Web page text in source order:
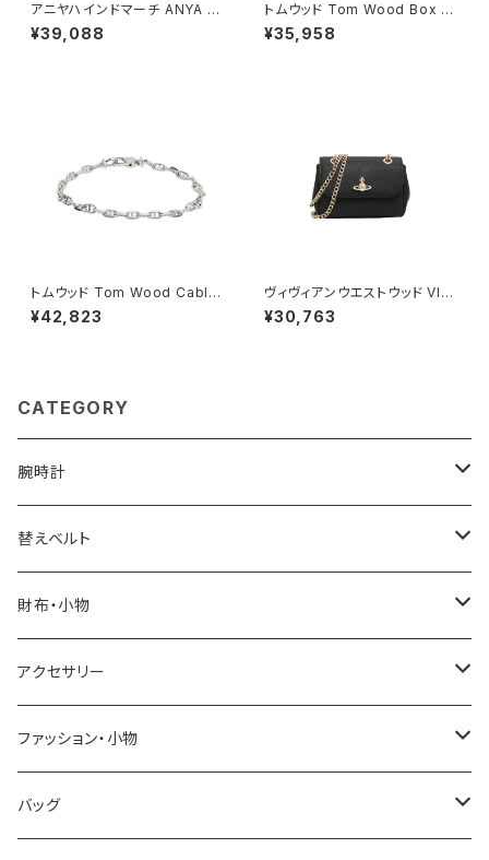
アニヤハインドマーチ ANYA HI
NDMARCH Eyes ミニ・トライ
フォールド・ウォレット 三つ折り
¥39,088
トムウッド Tom Wood Box Br
acelet ブレスレット 100066-
77 シルバー
¥35,958
トムウッド Tom Wood Cable
Bracelet ブレスレット 10008
7-65 シルバー
¥42,823
ヴィヴィアンウエストウッド VIVI
ENNE WESTWOOD SMALL
PURSE CHAIN ショルダーバッ
¥30,763
CATEGORY
腕時計
ELGIN
SALVATORE MARRA
CASIO
GRANDEUR
COGU
替えベルト
COACH
DANIEL WELLINGTON
LACOSTE
DIESEL
財布・小物
SONNE
DUCT
TRANSNUMBER
アクセサリー
GUCCI
TIFFANY&CO
ファッション・小物
DAKS
バッグ